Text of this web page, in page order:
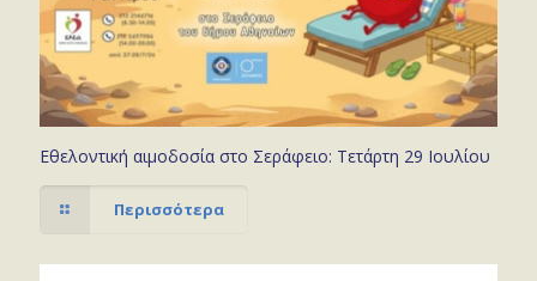
Εθελοντική αιμοδοσία στο Σεράφειο: Τετάρτη 29 Ιουλίου
Περισσότερα